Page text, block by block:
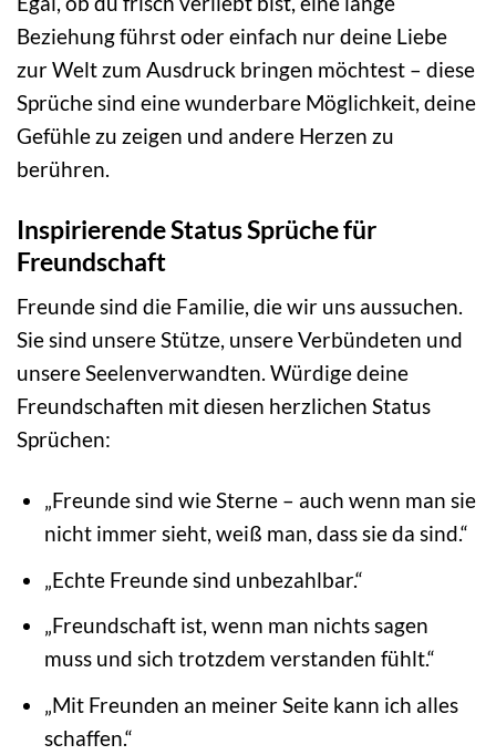
Beziehung führst oder einfach nur deine Liebe
zur Welt zum Ausdruck bringen möchtest – diese
Sprüche sind eine wunderbare Möglichkeit, deine
Gefühle zu zeigen und andere Herzen zu
berühren.
Inspirierende Status Sprüche für
Freundschaft
Freunde sind die Familie, die wir uns aussuchen.
Sie sind unsere Stütze, unsere Verbündeten und
unsere Seelenverwandten. Würdige deine
Freundschaften mit diesen herzlichen Status
Sprüchen:
„Freunde sind wie Sterne – auch wenn man sie
nicht immer sieht, weiß man, dass sie da sind.“
„Echte Freunde sind unbezahlbar.“
„Freundschaft ist, wenn man nichts sagen
muss und sich trotzdem verstanden fühlt.“
„Mit Freunden an meiner Seite kann ich alles
schaffen.“